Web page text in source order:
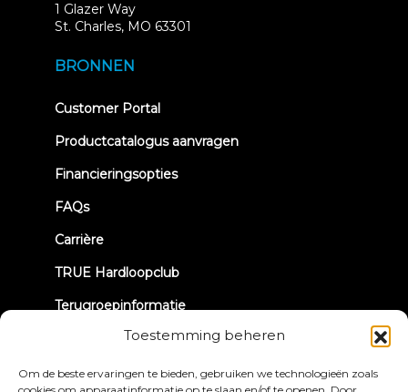
Toestemming beheren
Om de beste ervaringen te bieden, gebruiken we technologieën zoals
1 Glazer Way
St. Charles, MO 63301
BRONNEN
Customer Portal(opens
new
Productcatalogus aanvragen
Financieringsopties
FAQs
Carrière
TRUE Hardloopclub
Terugroepinformatie